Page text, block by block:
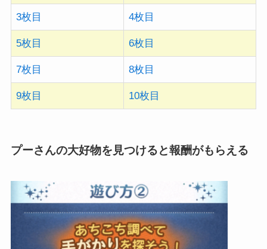
3枚目 4枚目
5枚目 6枚目
7枚目 8枚目
9枚目 10枚目
プーさんの大好物を見つけると報酬がもらえる